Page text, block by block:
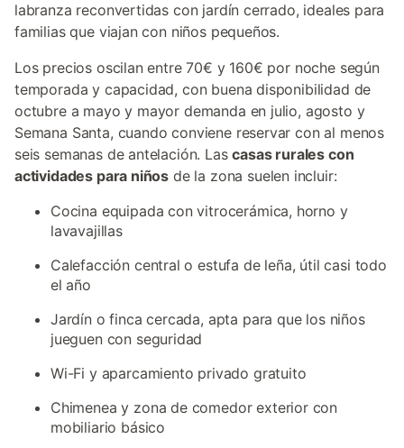
labranza reconvertidas con jardín cerrado, ideales para
familias que viajan con niños pequeños.
Los precios oscilan entre 70€ y 160€ por noche según
temporada y capacidad, con buena disponibilidad de
octubre a mayo y mayor demanda en julio, agosto y
Semana Santa, cuando conviene reservar con al menos
seis semanas de antelación. Lascasas rurales con
actividades para niños de la zona suelen incluir:
Cocina equipada con vitrocerámica, horno y
lavavajillas
Calefacción central o estufa de leña, útil casi todo
el año
Jardín o finca cercada, apta para que los niños
jueguen con seguridad
Wi-Fi y aparcamiento privado gratuito
Chimenea y zona de comedor exterior con
mobiliario básico